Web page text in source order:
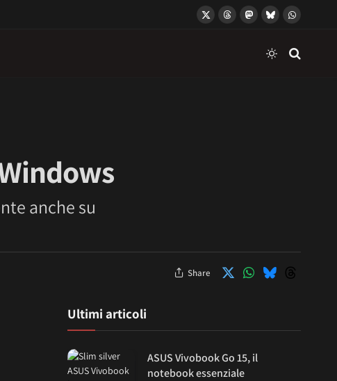
X
ThreadsMastodon
BlueskyWhatsApp
anche su
Share
Ultimi articoli
ASUS Vivobook Go 15, il
notebook essenziale